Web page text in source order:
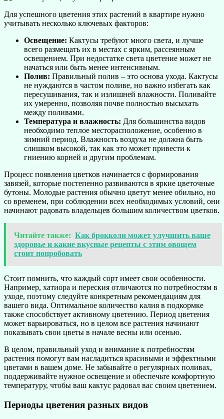
Для успешного цветения этих растений в квартире нужно
учитывать несколько ключевых факторов:
Освещение: Кактусы требуют много света, и лучше
всего размещать их в местах с ярким, рассеянным
освещением. При недостатке света цветение может не
начаться или быть менее интенсивным.
Полив: Правильный полив – это основа ухода. Кактусы
не нуждаются в частом поливе, но важно избегать как
пересушивания, так и излишней влажности. Поливайте
их умеренно, позволяя почве полностью высыхать
между поливами.
Температура и влажность: Для большинства видов
необходимо теплое месторасположение, особенно в
зимний период. Влажность воздуха не должна быть
слишком высокой, так как это может привести к
гниению корней и другим проблемам.
Процесс появления цветков начинается с формирования
завязей, которые постепенно развиваются в яркие цветочные
бутоны. Молодые растения обычно цветут менее обильно, но
со временем, при соблюдении всех необходимых условий, они
начинают радовать владельцев большим количеством цветков.
Читайте также: Как брокколи может улучшить ваше
здоровье и какие вкусные рецепты с этим овощем
стоит попробовать
Стоит помнить, что каждый сорт имеет свои особенности.
Например, хатиора и переския отличаются по потребностям в
уходе, поэтому следуйте конкретным рекомендациям для
вашего вида. Оптимальное количество калия в подкормке
также способствует активному цветению. Период цветения
может варьироваться, но в целом все растения начинают
показывать свои цветы в начале весны или осенью.
В целом, правильный уход и внимание к потребностям
растения помогут вам насладиться красивыми и эффектными
цветами в вашем доме. Не забывайте о регулярных поливах,
поддерживайте нужное освещение и обеспечьте комфортную
температуру, чтобы ваш кактус радовал вас своим цветением.
Периоды цветения разных видов